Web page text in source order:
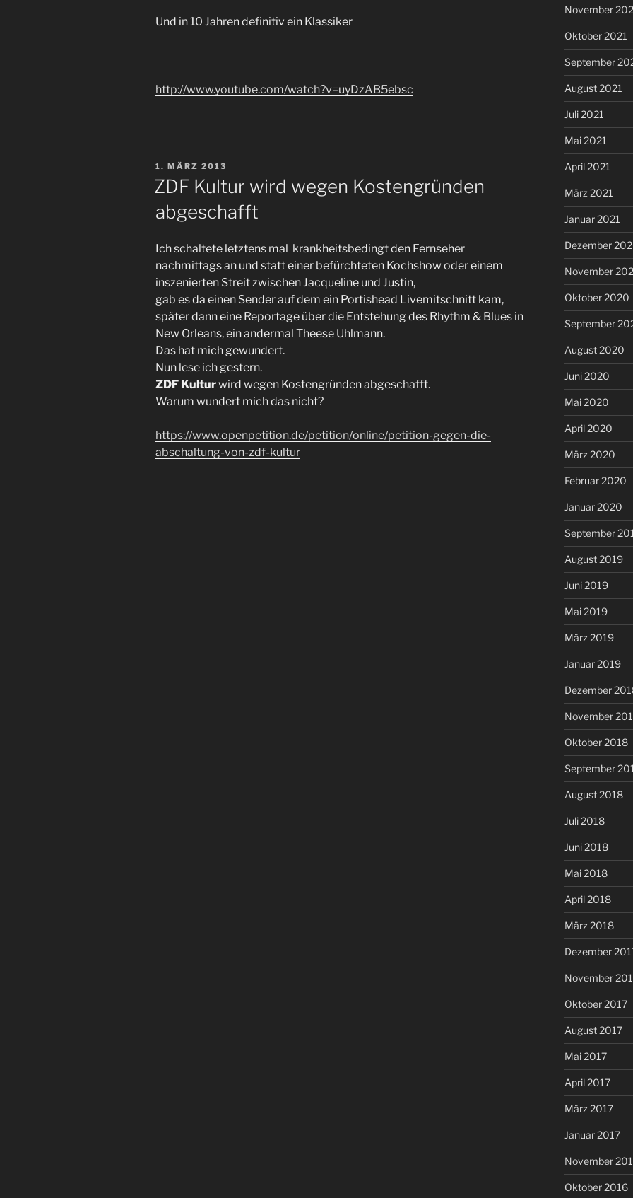
Und in 10 Jahren definitiv ein Klassiker
http://www.youtube.com/watch?v=uyDzAB5ebsc
VERÖFFENTLICHT
1. MÄRZ 2013
ZDF Kultur wird wegen Kostengründen
abgeschafft
Ich schaltete letztens mal krankheitsbedingt den Fernseher
nachmittags an und statt einer befürchteten Kochshow oder einem
inszenierten Streit zwischen Jacqueline und Justin,
gab es da einen Sender auf dem ein Portishead Livemitschnitt kam,
später dann eine Reportage über die Entstehung des Rhythm & Blues in
New Orleans, ein andermal Theese Uhlmann.
Das hat mich gewundert.
Nun lese ich gestern.
ZDF Kulturwird wegen Kostengründen abgeschafft.
Warum wundert mich das nicht?
https://www.openpetition.de/petition/online/petition-gegen-die-
abschaltung-von-zdf-kultur
November
Oktober 2021
September
August 2021
Juli 2021
Mai 2021
April 2021
März 2021
Januar 2021
Dezember
November
Oktober 2020
September
August 2020
Juni 2020
Mai 2020
April 2020
März 2020
Februar 2020
Januar 2020
September
August 2019
Juni 2019
Mai 2019
März 2019
Januar 2019
Dezember
November
Oktober 2018
September
August 2018
Juli 2018
Juni 2018
Mai 2018
April 2018
März 2018
Dezember
November
Oktober 2017
August 2017
Mai 2017
April 2017
März 2017
Januar 2017
November
Oktober 2016